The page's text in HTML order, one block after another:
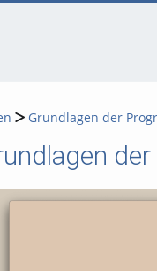
Grundlagen der